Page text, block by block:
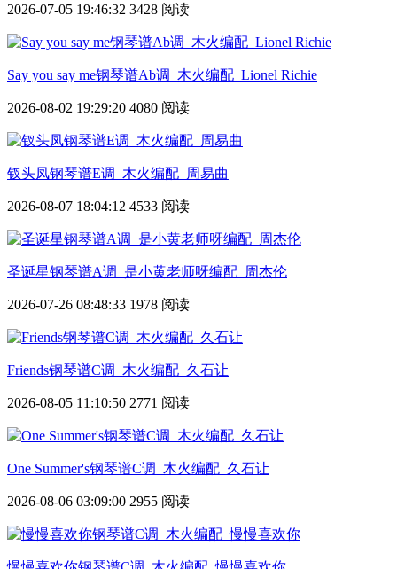
2026-07-05 19:46:32 3428 阅读
Say you say me钢琴谱Ab调_木火编配_Lionel Richie
2026-08-02 19:29:20 4080 阅读
钗头凤钢琴谱E调_木火编配_周易曲
2026-08-07 18:04:12 4533 阅读
圣诞星钢琴谱A调_是小黄老师呀编配_周杰伦
2026-07-26 08:48:33 1978 阅读
Friends钢琴谱C调_木火编配_久石让
2026-08-05 11:10:50 2771 阅读
One Summer's钢琴谱C调_木火编配_久石让
2026-08-06 03:09:00 2955 阅读